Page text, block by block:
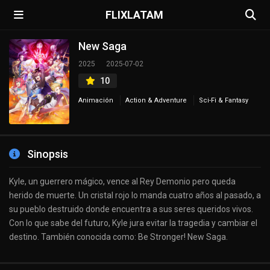
FLIXLATAM
New Saga
2025 2025-07-02
10
Animación Action & Adventure Sci-Fi & Fantasy
Sinopsis
Kyle, un guerrero mágico, vence al Rey Demonio pero queda
herido de muerte. Un cristal rojo lo manda cuatro años al pasado, a
su pueblo destruido donde encuentra a sus seres queridos vivos.
Con lo que sabe del futuro, Kyle jura evitar la tragedia y cambiar el
destino. También conocida como: Be Stronger! New Saga.